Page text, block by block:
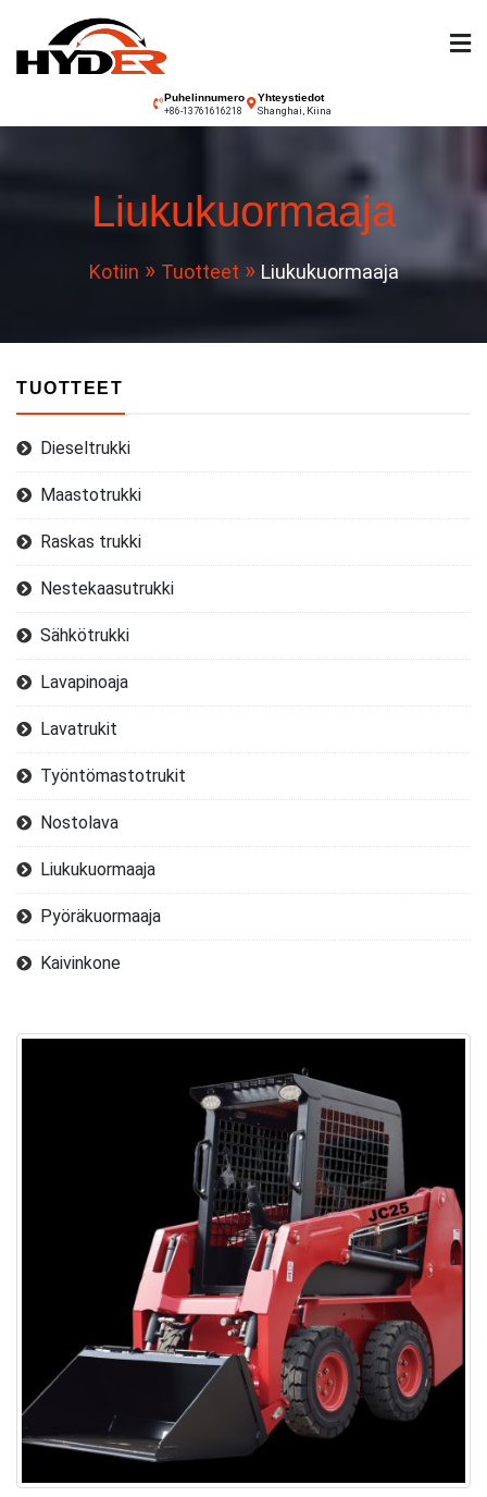
sisältöön
Hyder-trukki
Puhelinnumero
+86-13761616218
Yhteystiedot
Shanghai, Kiina
Liukukuormaaja
Kotiin Tuotteet Liukukuormaaja
TUOTTEET
Dieseltrukki
Maastotrukki
Raskas trukki
Nestekaasutrukki
Sähkötrukki
Lavapinoaja
Lavatrukit
Työntömastotrukit
Nostolava
Liukukuormaaja
Pyöräkuormaaja
Kaivinkone